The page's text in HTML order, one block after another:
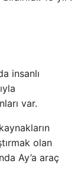
insanlı
var.
olan
Ay’a araç